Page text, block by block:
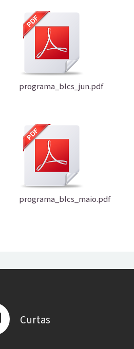
programa_blcs_jun.pdf
programa_blcs_maio.pdf
Curtas